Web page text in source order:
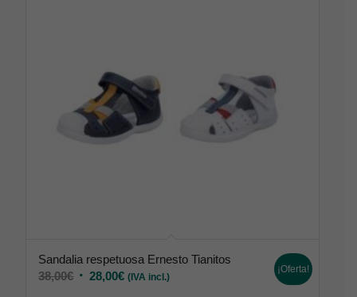
Sandalia respetuosa Ernesto Tianitos
38,00€ 28,00€ (IVA incl.)
¡Oferta!